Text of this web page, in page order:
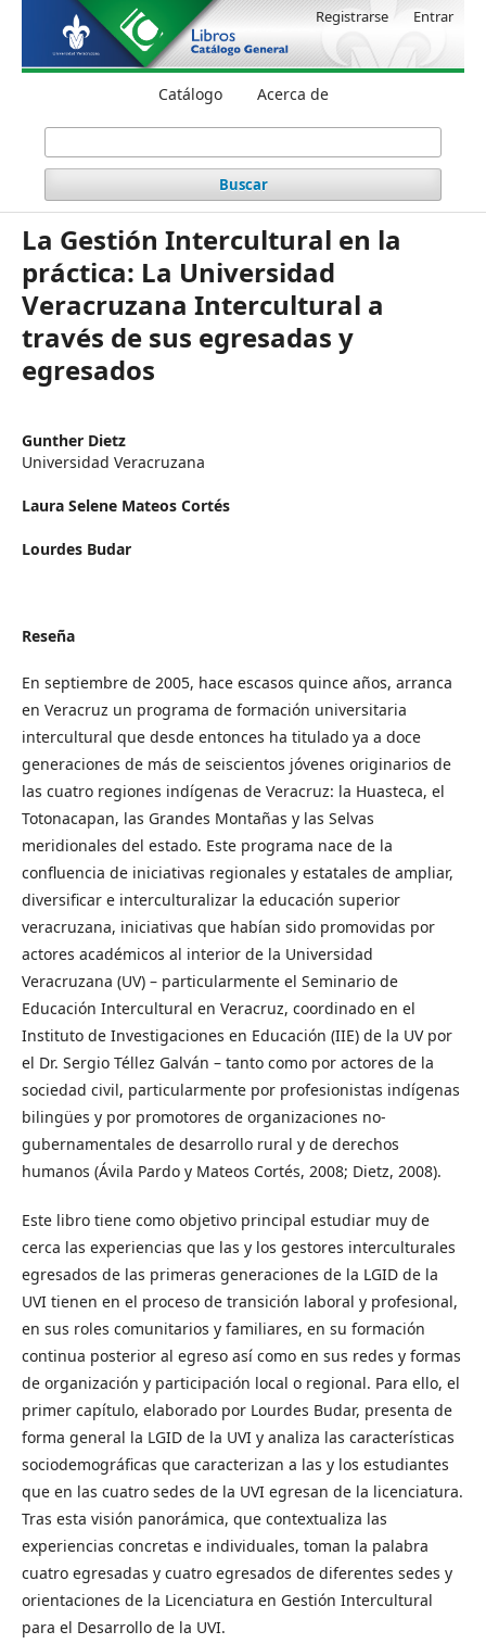
Catálogo Acerca de
Buscar
Registrarse Entrar
La Gestión Intercultural en la
práctica: La Universidad
Veracruzana Intercultural a
través de sus egresadas y
egresados
Gunther Dietz
Universidad Veracruzana
Laura Selene Mateos Cortés
Lourdes Budar
Reseña
En septiembre de 2005, hace escasos quince años, arranca
en Veracruz un programa de formación universitaria
intercultural que desde entonces ha titulado ya a doce
generaciones de más de seiscientos jóvenes originarios de
las cuatro regiones indígenas de Veracruz: la Huasteca, el
Totonacapan, las Grandes Montañas y las Selvas
meridionales del estado. Este programa nace de la
confluencia de iniciativas regionales y estatales de ampliar,
diversificar e interculturalizar la educación superior
veracruzana, iniciativas que habían sido promovidas por
actores académicos al interior de la Universidad
Veracruzana (UV) – particularmente el Seminario de
Educación Intercultural en Veracruz, coordinado en el
Instituto de Investigaciones en Educación (IIE) de la UV por
el Dr. Sergio Téllez Galván – tanto como por actores de la
sociedad civil, particularmente por profesionistas indígenas
bilingües y por promotores de organizaciones no-
gubernamentales de desarrollo rural y de derechos
humanos (Ávila Pardo y Mateos Cortés, 2008; Dietz, 2008).
Este libro tiene como objetivo principal estudiar muy de
cerca las experiencias que las y los gestores interculturales
egresados de las primeras generaciones de la LGID de la
UVI tienen en el proceso de transición laboral y profesional,
en sus roles comunitarios y familiares, en su formación
continua posterior al egreso así como en sus redes y formas
de organización y participación local o regional. Para ello, el
primer capítulo, elaborado por Lourdes Budar, presenta de
forma general la LGID de la UVI y analiza las características
sociodemográficas que caracterizan a las y los estudiantes
que en las cuatro sedes de la UVI egresan de la licenciatura.
Tras esta visión panorámica, que contextualiza las
experiencias concretas e individuales, toman la palabra
cuatro egresadas y cuatro egresados de diferentes sedes y
orientaciones de la Licenciatura en Gestión Intercultural
para el Desarrollo de la UVI.